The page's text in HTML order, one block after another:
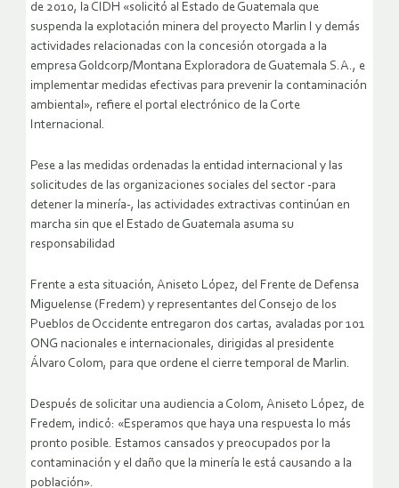
de 2010, la CIDH «solicitó al Estado de Guatemala que
suspenda la explotación minera del proyecto Marlin I y demás
actividades relacionadas con la concesión otorgada a la
empresa Goldcorp/Montana Exploradora de Guatemala S.A., e
implementar medidas efectivas para prevenir la contaminación
ambiental», refiere el portal electrónico de la Corte
Internacional.
Pese a las medidas ordenadas la entidad internacional y las
solicitudes de las organizaciones sociales del sector -para
detener la minería-, las actividades extractivas continúan en
marcha sin que el Estado de Guatemala asuma su
responsabilidad
Frente a esta situación, Aniseto López, del Frente de Defensa
Miguelense (Fredem) y representantes del Consejo de los
Pueblos de Occidente entregaron dos cartas, avaladas por 101
ONG nacionales e internacionales, dirigidas al presidente
Álvaro Colom, para que ordene el cierre temporal de Marlin.
Después de solicitar una audiencia a Colom, Aniseto López, de
Fredem, indicó: «Esperamos que haya una respuesta lo más
pronto posible. Estamos cansados y preocupados por la
contaminación y el daño que la minería le está causando a la
población».